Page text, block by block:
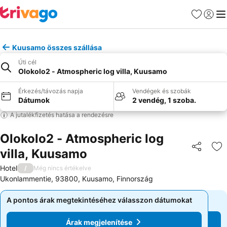
Kedvencek
Kuusamo összes szállása
Úti cél
Olokolo2 - Atmospheric log villa, Kuusamo
Érkezés/távozás napja
Dátumok
Vendégek és szobák
2 vendég, 1 szoba.
A jutalékfizetés hatása a rendezésre
Olokolo2 - Atmospheric log
villa, Kuusamo
Hotel / Még nincs értékelve
Ukonlammentie, 93800, Kuusamo, Finnország
A pontos árak megtekintéséhez válasszon dátumokat
Árak megjelenítése
A pontos árak megtekintéséhez válasszon dátumokat
Árak megjelenítése